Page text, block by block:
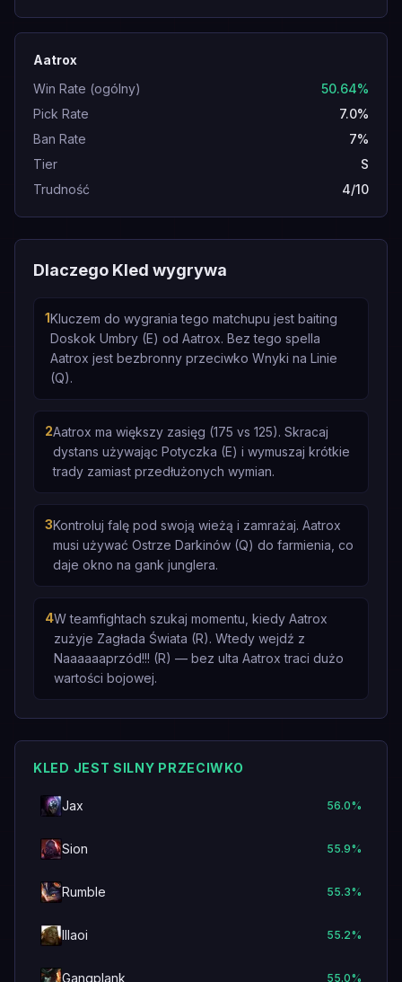
Aatrox
Win Rate (ogólny)
50.64%
Pick Rate
7.0%
Ban Rate
7%
Tier
S
Trudność
4/10
Dlaczego Kled wygrywa
1Kluczem do wygrania tego matchupu jest baiting
Doskok Umbry (E) od Aatrox. Bez tego spella
Aatrox jest bezbronny przeciwko Wnyki na Linie
(Q).
2Aatrox ma większy zasięg (175 vs 125). Skracaj
dystans używając Potyczka (E) i wymuszaj krótkie
trady zamiast przedłużonych wymian.
3Kontroluj falę pod swoją wieżą i zamrażaj. Aatrox
musi używać Ostrze Darkinów (Q) do farmienia, co
daje okno na gank junglera.
4W teamfightach szukaj momentu, kiedy Aatrox
zużyje Zagłada Świata (R). Wtedy wejdź z
Naaaaaaprzód!!! (R) — bez ulta Aatrox traci dużo
wartości bojowej.
KLED JEST SILNY PRZECIWKO
Jax 56.0%
Sion 55.9%
Rumble 55.3%
Illaoi 55.2%
Gangplank 55.0%